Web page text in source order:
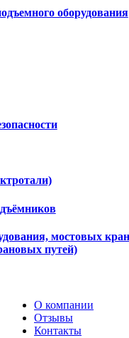
оборудования
мостовых
путей)
О компании
Отзывы
Контакты